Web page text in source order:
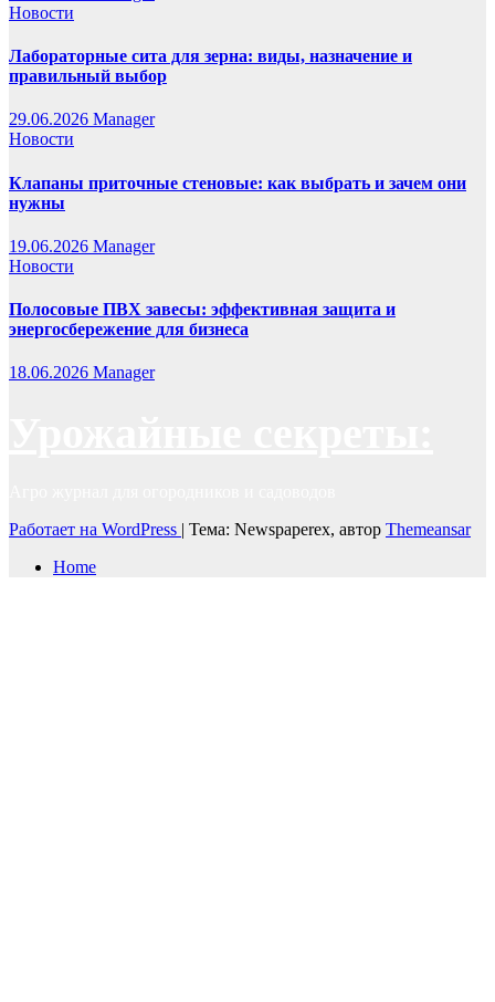
Новости
Лабораторные сита для зерна: виды, назначение и
правильный выбор
29.06.2026 Manager
Новости
Клапаны приточные стеновые: как выбрать и зачем они
нужны
19.06.2026 Manager
Новости
Полосовые ПВХ завесы: эффективная защита и
энергосбережение для бизнеса
18.06.2026 Manager
Работает на WordPress | Тема: Newspaperex, автор Themeansar
Home